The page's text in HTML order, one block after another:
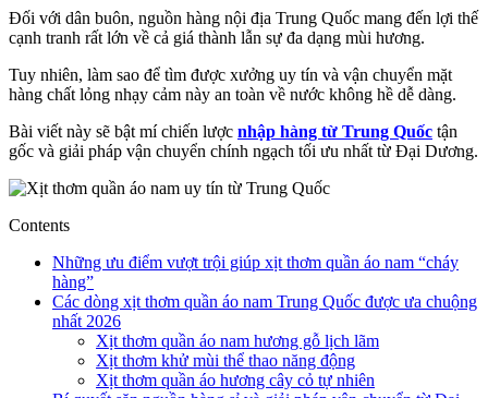
Đối với dân buôn, nguồn hàng nội địa Trung Quốc mang đến lợi thế
cạnh tranh rất lớn về cả giá thành lẫn sự đa dạng mùi hương.
Tuy nhiên, làm sao để tìm được xưởng uy tín và vận chuyển mặt
hàng chất lỏng nhạy cảm này an toàn về nước không hề dễ dàng.
Bài viết này sẽ bật mí chiến lược nhập hàng từ Trung Quốc tận
gốc và giải pháp vận chuyển chính ngạch tối ưu nhất từ Đại Dương.
Contents
Những ưu điểm vượt trội giúp xịt thơm quần áo nam “cháy
hàng”
Các dòng xịt thơm quần áo nam Trung Quốc được ưa chuộng
nhất 2026
Xịt thơm quần áo nam hương gỗ lịch lãm
Xịt thơm khử mùi thể thao năng động
Xịt thơm quần áo hương cây cỏ tự nhiên